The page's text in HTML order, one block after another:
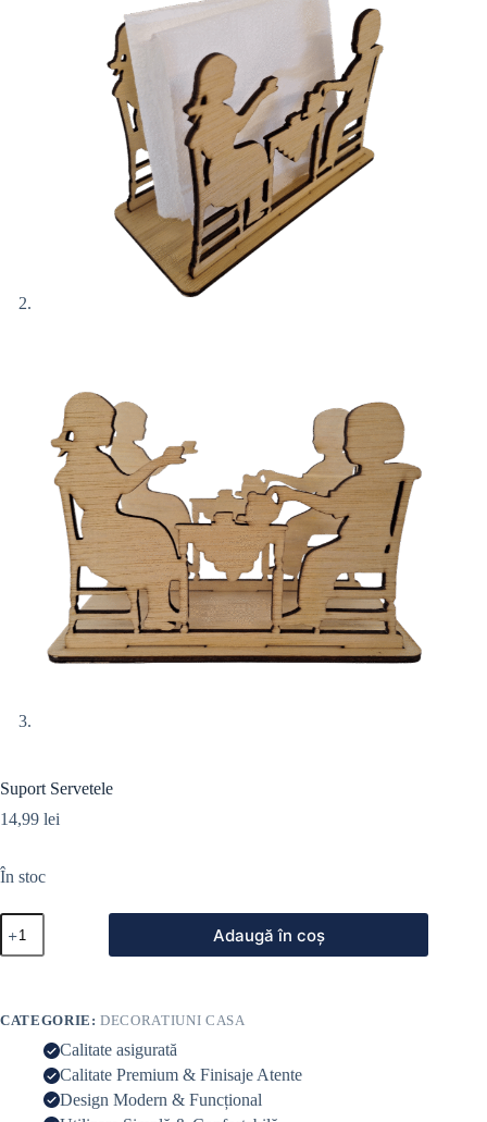
Suport Servetele
14,99 lei
În stoc
Adaugă în coș
CATEGORIE:DECORATIUNI CASA
Calitate asigurată
Calitate Premium & Finisaje Atente
Design Modern & Funcțional